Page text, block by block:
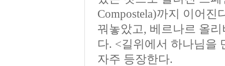
Compostela)까지 이어
꿔놓았고, 베르나르 올
다. <길위에서 하나님을
자주 등장한다.